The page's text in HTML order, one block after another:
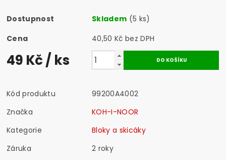
Dostupnost Skladem (5 ks)
Cena
40,50 Kč bez DPH
49 Kč/ ks
Kód produktu
99200A4002
Značka
KOH-I-NOOR
Kategorie
Bloky a skicáky
Záruka
2 roky